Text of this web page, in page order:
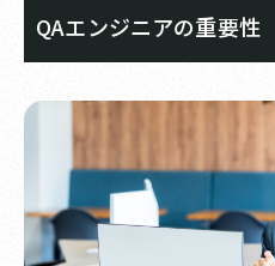
QAエンジニアの重要性